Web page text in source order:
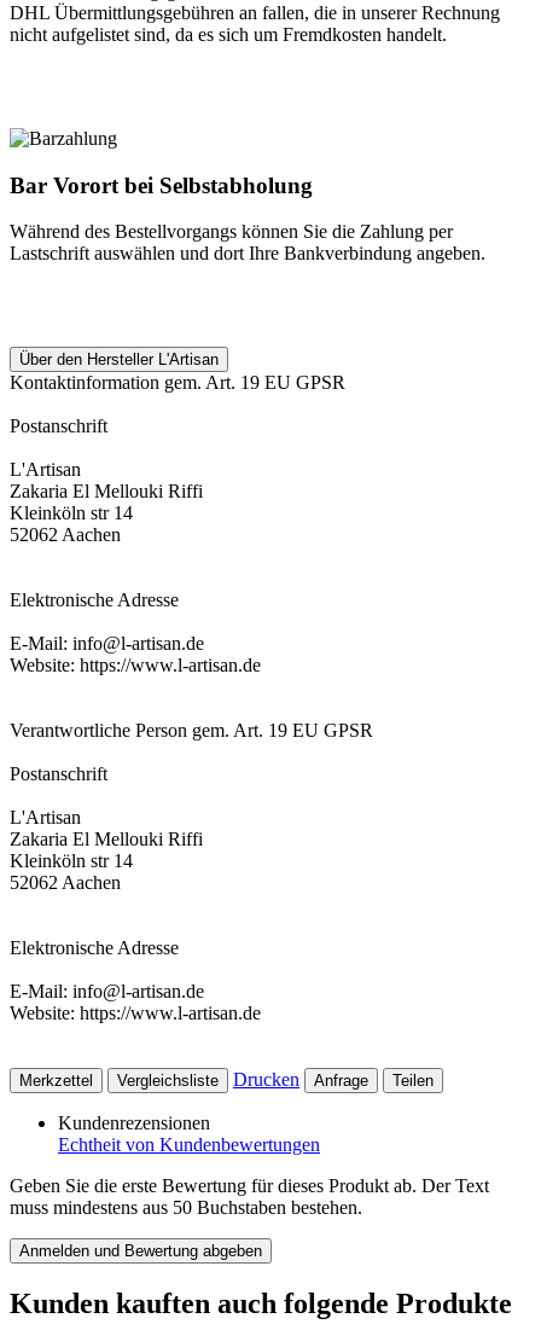
DHL Übermittlungsgebühren an fallen, die in unserer Rechnung
nicht aufgelistet sind, da es sich um Fremdkosten handelt.
Bar Vorort bei Selbstabholung
Während des Bestellvorgangs können Sie die Zahlung per
Lastschrift auswählen und dort Ihre Bankverbindung angeben.
Über den Hersteller L'Artisan
Kontaktinformation gem. Art. 19 EU GPSR
Postanschrift
L'Artisan
Zakaria El Mellouki Riffi
Kleinköln str 14
52062 Aachen
Elektronische Adresse
E-Mail: info@l-artisan.de
Website: https://www.l-artisan.de
Verantwortliche Person gem. Art. 19 EU GPSR
Postanschrift
L'Artisan
Zakaria El Mellouki Riffi
Kleinköln str 14
52062 Aachen
Elektronische Adresse
E-Mail: info@l-artisan.de
Website: https://www.l-artisan.de
Merkzettel Vergleichsliste Drucken Anfrage Teilen
Kundenrezensionen
Echtheit von Kundenbewertungen
Geben Sie die erste Bewertung für dieses Produkt ab. Der Text
muss mindestens aus 50 Buchstaben bestehen.
Anmelden und Bewertung abgeben
Kunden kauften auch folgende Produkte